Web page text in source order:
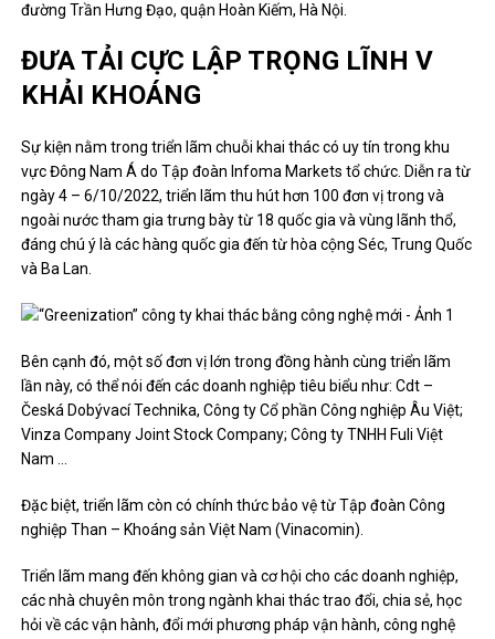
đường Trần Hưng Đạo, quận Hoàn Kiếm, Hà Nội.
ĐƯA TẢI CỰC LẬP TRỌNG LĨNH V
KHẢI KHOÁNG
Sự kiện nằm trong triển lãm chuỗi khai thác có uy tín trong khu
vực Đông Nam Á do Tập đoàn Infoma Markets tổ chức. Diễn ra từ
ngày 4 – 6/10/2022, triển lãm thu hút hơn 100 đơn vị trong và
ngoài nước tham gia trưng bày từ 18 quốc gia và vùng lãnh thổ,
đáng chú ý là các hàng quốc gia đến từ hòa cộng Séc, Trung Quốc
và Ba Lan.
Bên cạnh đó, một số đơn vị lớn trong đồng hành cùng triển lãm
lần này, có thể nói đến các doanh nghiệp tiêu biểu như: Cdt –
Česká Dobývací Technika, Công ty Cổ phần Công nghiệp Âu Việt;
Vinza Company Joint Stock Company; Công ty TNHH Fuli Việt
Nam …
Đặc biệt, triển lãm còn có chính thức bảo vệ từ Tập đoàn Công
nghiệp Than – Khoáng sản Việt Nam (Vinacomin).
Triển lãm mang đến không gian và cơ hội cho các doanh nghiệp,
các nhà chuyên môn trong ngành khai thác trao đổi, chia sẻ, học
hỏi về các vận hành, đổi mới phương pháp vận hành, công nghệ